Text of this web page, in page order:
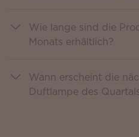
Wie lange sind die
Monats erhältlich?
Wann erscheint die
Duftlampe des